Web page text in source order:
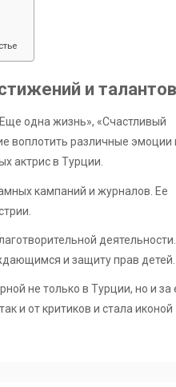
и талантов
одна жизнь», «Счастливый
воплотить различные эмоции
актрис в Турции.
кампаний и журналов. Ее
деятельности.
и защиту прав детей.
не только в Турции, но и за
и от критиков и стала иконой